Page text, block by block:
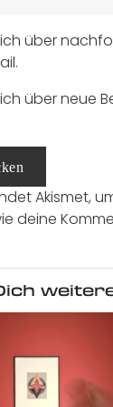
über
über neue
Akismet,
deine